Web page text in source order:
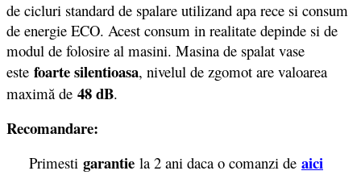
de cicluri standard de spalare utilizand apa rece si consum
de energie ECO. Acest consum in realitate depinde si de
modul de folosire al masini. Masina de spalat vase
este foarte silentioasa, nivelul de zgomot are valoarea
maximă de 48 dB.
Recomandare:
Primesti garantie la 2 ani daca o comanzi de aici